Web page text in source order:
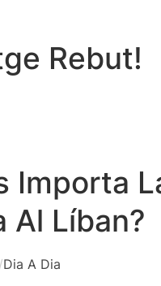
Rebut!
Importa
Al Líban?
/Dia A Dia